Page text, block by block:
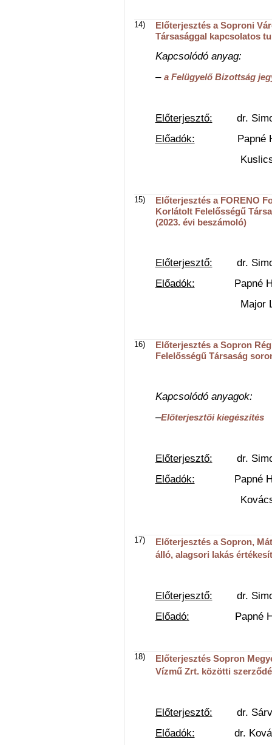
14)
Előterjesztés a Soproni
Társasággal kapcsolatos
Kapcsolódó anyag:
– a Felügyelő Bizottság
Előterjesztő: dr. Simon
Előadók: Papné
Kuslics
15)
Előterjesztés a FORENO
Korlátolt Felelősségű
(2023. évi beszámoló)
Előterjesztő: dr. Simon
Előadók: Papné
Major Lajos
16)
Előterjesztés a Sopron
Felelősségű Társaság
Kapcsolódó anyagok:
–Előterjesztői kiegészítés
Előterjesztő: dr. Simon
Előadók: Papné
Kovács-
17)
Előterjesztés a Sopron,
álló, alagsori lakás
Előterjesztő: dr. Simon
Előadó: Papné
18)
Előterjesztés Sopron
Vízmű Zrt. közötti
Előterjesztő: dr.
Előadók: dr. Kovács